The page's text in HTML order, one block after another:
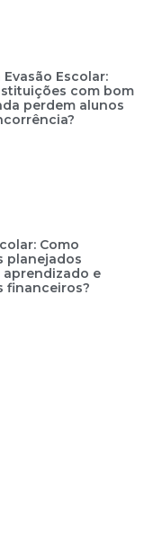
Evasão Escolar:
com bom
perdem alunos
Como
planejados
e
financeiros?